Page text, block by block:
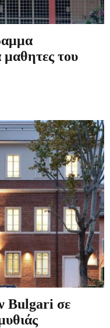
του
Bulgari σε